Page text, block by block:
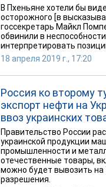
В Пхеньяне хотели бы
осторожного [в
госсекретарь Майкл
обвинили в
интерпретировать
18 апреля 2019 г., 17:20
Россия ко второму
экспорт нефти на
ввоз украинских
Правительство России
украинской продукции
промышленности и
отечественные товары,
можно будет вывозить на
разрешения.